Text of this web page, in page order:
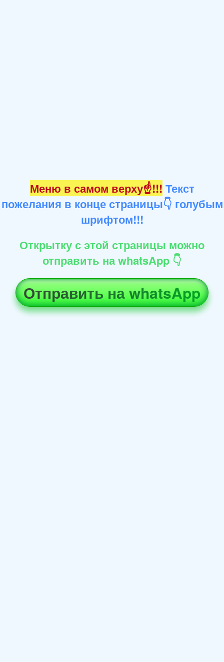
Меню в самом верху☝!!! Текст
пожелания в конце страницы👇 голубым
шрифтом!!!
Открытку с этой страницы можно
отправить на whatsApp 👇
Отправить на whatsApp